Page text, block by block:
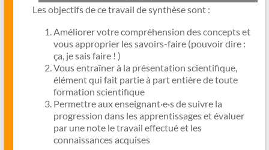
Les objectifs de ce travail de synthèse sont :
Améliorer votre compréhension des concepts et
vous approprier les savoirs-faire (pouvoir dire :
ça, je sais faire ! )
Vous entraîner à la présentation scientifique,
élément qui fait partie à part entière de toute
formation scientifique
Permettre aux enseignant·e·s de suivre la
progression dans les apprentissages et évaluer
par une note le travail effectué et les
connaissances acquises